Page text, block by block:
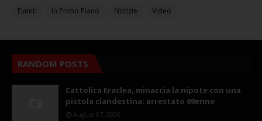
Eventi In Primo Piano Notizie Video
RANDOM POSTS
Cattolica Eraclea, minaccia la nipote con una
pistola clandestina: arrestato 69enne
August 07, 2026